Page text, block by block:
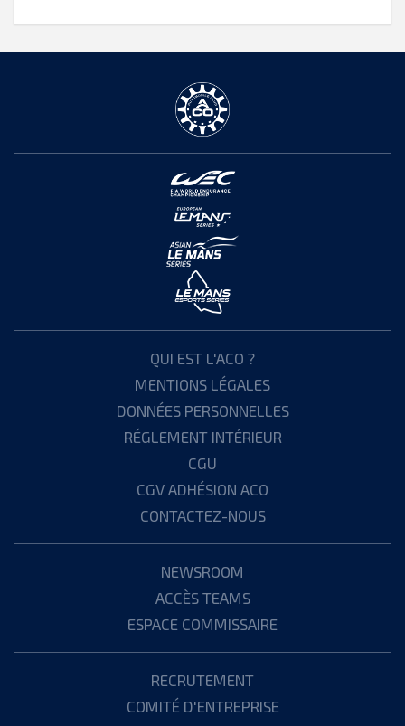
QUI EST L'ACO ?
MENTIONS LÉGALES
DONNÉES PERSONNELLES
RÉGLEMENT INTÉRIEUR
CGU
CGV ADHÉSION ACO
CONTACTEZ-NOUS
NEWSROOM
ACCÈS TEAMS
ESPACE COMMISSAIRE
RECRUTEMENT
COMITÉ D'ENTREPRISE